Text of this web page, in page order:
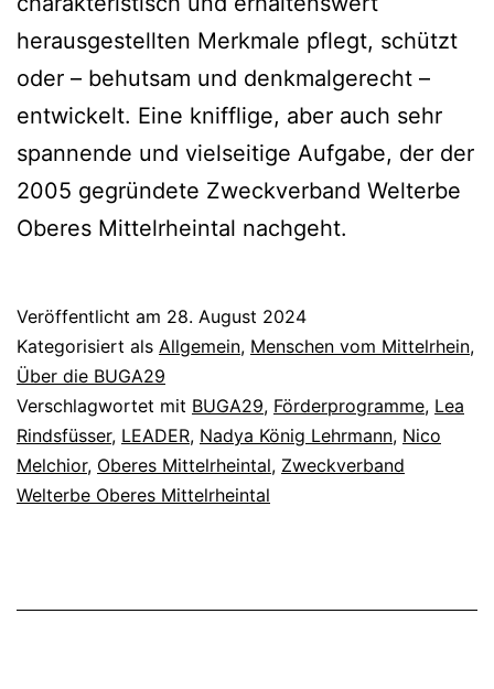
herausgestellten Merkmale pflegt, schützt
oder – behutsam und denkmalgerecht –
entwickelt. Eine knifflige, aber auch sehr
spannende und vielseitige Aufgabe, der der
2005 gegründete Zweckverband Welterbe
Oberes Mittelrheintal nachgeht.
Veröffentlicht am 28. August 2024
Kategorisiert als Allgemein, Menschen vom Mittelrhein,
Über die BUGA29
Verschlagwortet mit BUGA29, Förderprogramme, Lea
Rindsfüsser, LEADER, Nadya König Lehrmann, Nico
Melchior, Oberes Mittelrheintal, Zweckverband
Welterbe Oberes Mittelrheintal